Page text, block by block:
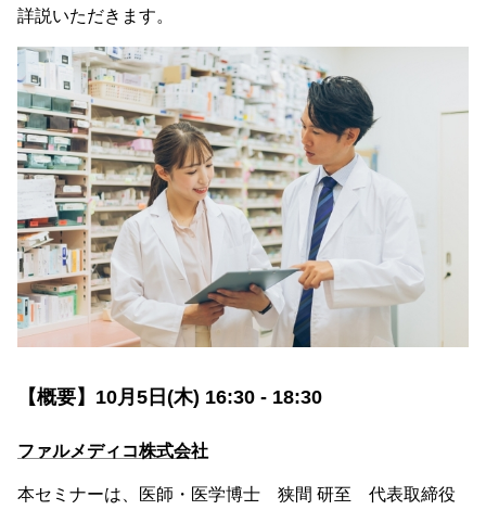
詳説いただきます。
【概要】10月5日(木) 16:30 - 18:30
ファルメディコ株式会社
本セミナーは、医師・医学博士 狭間 研至 代表取締役